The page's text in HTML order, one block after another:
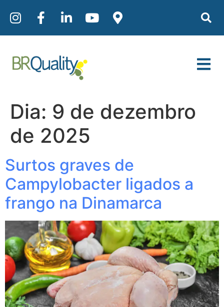
Dia: 9 de dezembro
de 2025
Surtos graves de
Campylobacter ligados a
frango na Dinamarca